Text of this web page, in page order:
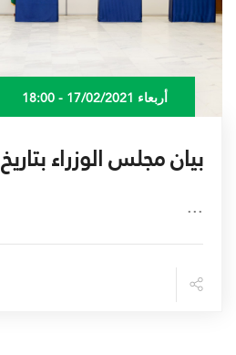
أربعاء 17/02/2021 - 18:00
بيان مجلس الوزراء بتاريخ 17 فبراير 2021
...